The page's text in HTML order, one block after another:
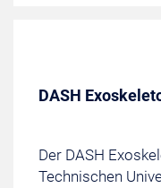
DASH
Der DASH
Technischen